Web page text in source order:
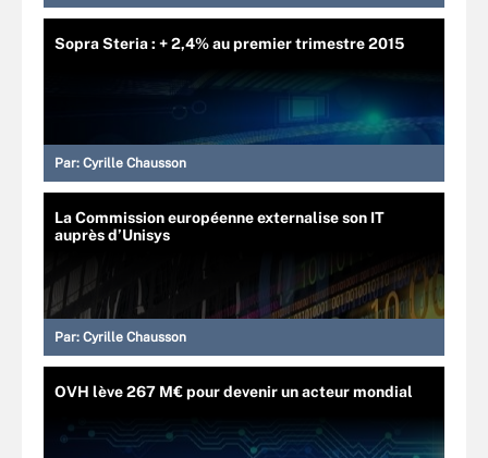
Sopra Steria : + 2,4% au premier trimestre 2015
Par: Cyrille Chausson
La Commission européenne externalise son IT
auprès d’Unisys
Par: Cyrille Chausson
OVH lève 267 M€ pour devenir un acteur mondial